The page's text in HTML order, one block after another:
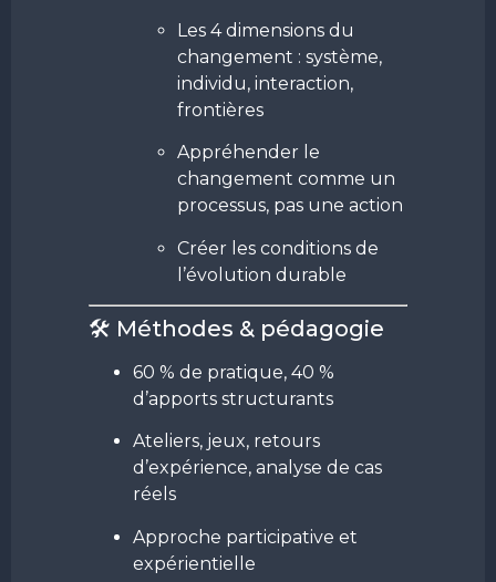
Les 4 dimensions du
changement : système,
individu, interaction,
frontières
Appréhender le
changement comme un
processus, pas une action
Créer les conditions de
l’évolution durable
🛠️ Méthodes & pédagogie
60 % de pratique, 40 %
d’apports structurants
Ateliers, jeux, retours
d’expérience, analyse de cas
réels
Approche participative et
expérientielle